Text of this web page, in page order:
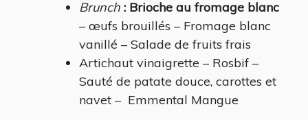
Brunch : Brioche au fromage blanc
– œufs brouillés – Fromage blanc
vanillé – Salade de fruits frais
Artichaut vinaigrette – Rosbif –
Sauté de patate douce, carottes et
navet – Emmental Mangue